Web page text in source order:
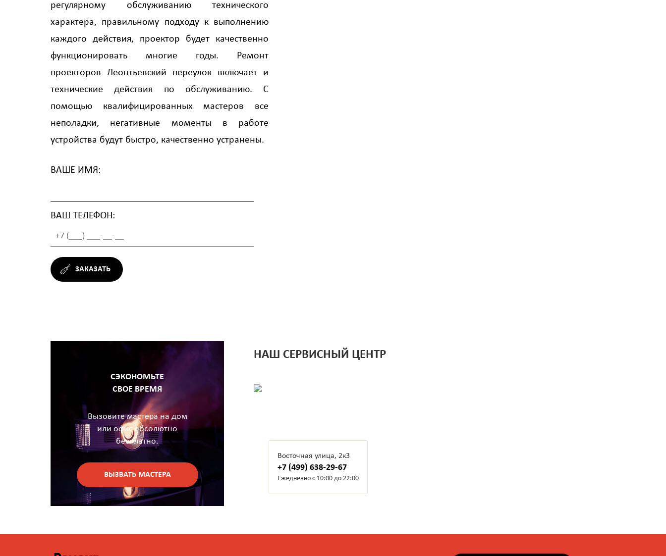
регулярному обслуживанию технического
характера, правильному подходу к выполнению
каждого действия, проектор будет качественно
функционировать многие годы. Ремонт
проекторов Леонтьевский переулок включает и
технические действия по обслуживанию. С
помощью квалифицированных мастеров все
неполадки, негативные моменты в работе
устройства будут быстро, качественно устранены.
ВАШЕ ИМЯ:
ВАШ ТЕЛЕФОН:
ЗАКАЗАТЬ
СЭКОНОМЬТЕ
СВОЕ ВРЕМЯ
Вызовите мастера на дом
или офис абсолютно
бесплатно.
ВЫЗВАТЬ МАСТЕРА
НАШ СЕРВИСНЫЙ ЦЕНТР
Восточная улица, 2к3
+7 (499) 638-29-67
Ежедневно с 10:00 до 22:00